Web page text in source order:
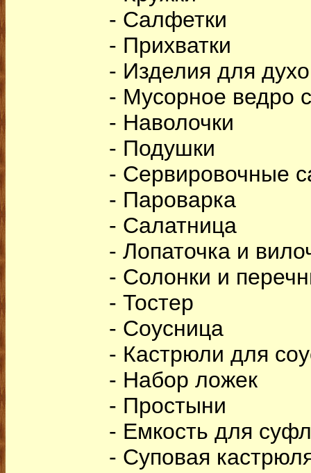
- Салфетки
- Прихватки
- Изделия для
- Мусорное ведро
- Наволочки
- Подушки
- Сервировочные
- Пароварка
- Салатница
- Лопаточка и
- Солонки и
- Тостер
- Соусница
- Кастрюли для
- Набор ложек
- Простыни
- Емкость для
- Суповая